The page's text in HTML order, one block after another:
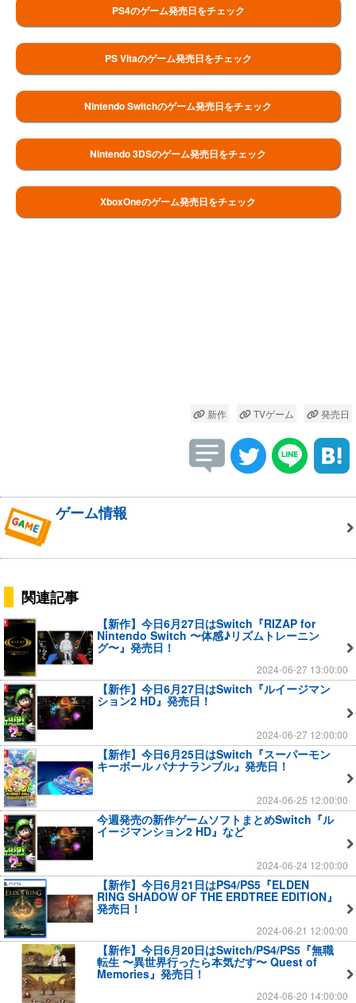
PS4のゲーム発売日をチェック
PS Vitaのゲーム発売日をチェック
Nintendo Switchのゲーム発売日をチェック
Nintendo 3DSのゲーム発売日をチェック
XboxOneのゲーム発売日をチェック
新作 TVゲーム 発売日
ゲーム情報
関連記事
【新作】今日6月27日はSwitch『RIZAP for
Nintendo Switch 〜体感♪リズムトレーニン
グ〜』発売日！
2024-06-27 13:00:00
【新作】今日6月27日はSwitch『ルイージマン
ション2 HD』発売日！
2024-06-27 12:00:00
【新作】今日6月25日はSwitch『スーパーモン
キーボール バナナランブル』発売日！
2024-06-25 12:00:00
今週発売の新作ゲームソフトまとめSwitch『ル
イージマンション2 HD』など
2024-06-24 12:00:00
【新作】今日6月21日はPS4/PS5『ELDEN
RING SHADOW OF THE ERDTREE EDITION』
発売日！
2024-06-21 12:00:00
【新作】今日6月20日はSwitch/PS4/PS5『無職
転生 〜異世界行ったら本気だす〜 Quest of
Memories』発売日！
2024-06-20 14:00:00